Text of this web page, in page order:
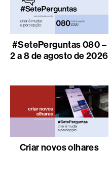
#SetePerguntas 080 –
2 a 8 de agosto de 2026
Criar novos olhares